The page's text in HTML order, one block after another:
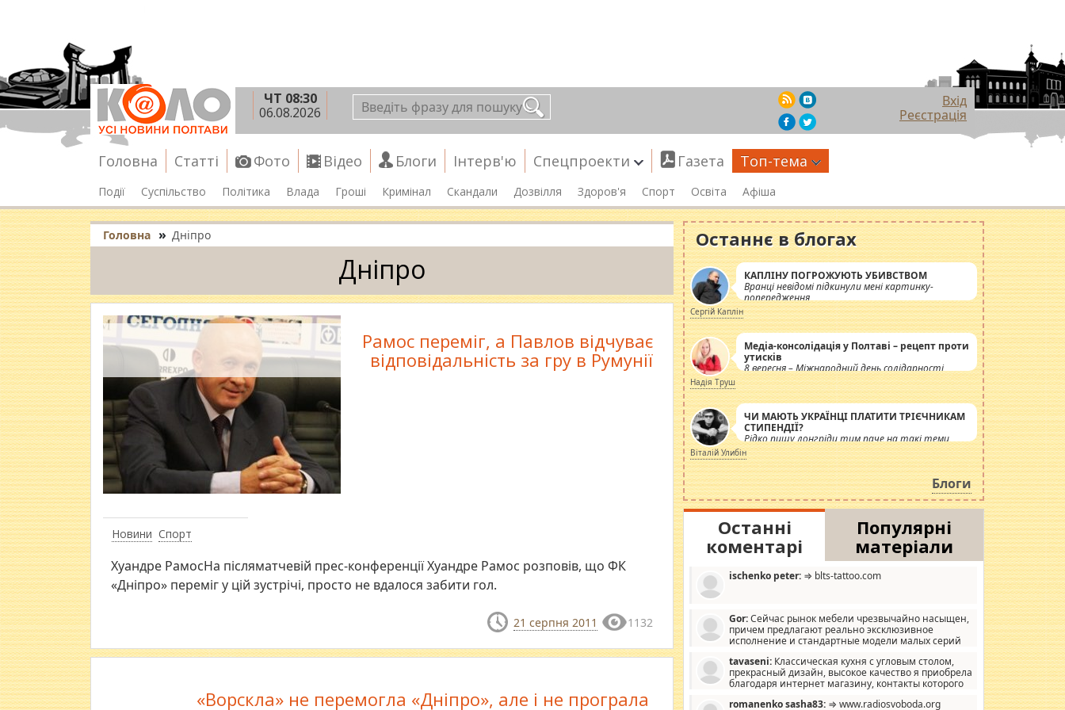
ЧТ 08:30
06.08.2026
Вхід
Реєстрація
Головна Статті Фото Відео Блоги Інтерв'ю Спецпроекти Газета Топ-тема
Події Суспільство Політика Влада Гроші Кримінал Скандали Дозвілля Здоров'я Спорт Освіта Афіша
Головна » Дніпро
Дніпро
Новини Спорт
Рамос переміг, а Павлов відчуває
відповідальність за гру в Румунії
Хуандре РамосНа післяматчевій прес-конференції Хуандре Рамос розповів, що ФК
«Дніпро» переміг у цій зустрічі, просто не вдалося забити гол.
21 серпня 2011 1132
«Ворскла» не перемогла «Дніпро», але і не програла
Останнє в блогах
КАПЛІНУ ПОГРОЖУЮТЬ УБИВСТВОМ
Вранці невідомі підкинули мені картинку-
попередження
Сергій Каплін
Медіа-консолідація у Полтаві – рецепт проти
утисків
8 вересня – Міжнародний день солідарності
журналістів.
Надія Труш
ЧИ МАЮТЬ УКРАЇНЦІ ПЛАТИТИ ТРІЄЧНИКАМ
СТИПЕНДІЇ?
Рідко пишу лонгріди тим паче на такі теми,
але вже просто дістало! Обурюють сьогоднішні
інсенуації навколо стипендіального питання.
Штучно роздувається ще одна соціальна
катастрофа.
Віталій Улибін
Блоги
Останні
коментарі
Популярні
матеріали
ischenko peter: ⇒ blts-tattoo.com
Gor:Сейчас рынок мебели чрезвычайно насыщен,
причем предлагают реально эксклюзивное
исполнение и стандартные модели малых серий
дизайну, мало походит на стандартные формы, в MebelOk,
креативненько и что главное - со вкусом все в порядке,
без ненужных наворотов удорожающих мебель, а это не
tavaseni: Классическая кухня с угловым столом,
прекрасный дизайн, высокое качество я приобрела
благодаря интернет магазину, контакты которого
romanenko sasha83: ⇒ www.radiosvoboda.org